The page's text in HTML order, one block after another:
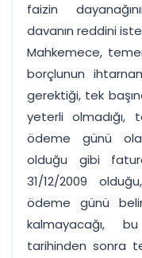
faizin
davanın reddini
Mahkemece,
borçlunun
gerektiği, tek
yeterli
ödeme günü
olduğu gibi
31/12/2009
ödeme günü
kalmayacağı,
tarihinden sonra